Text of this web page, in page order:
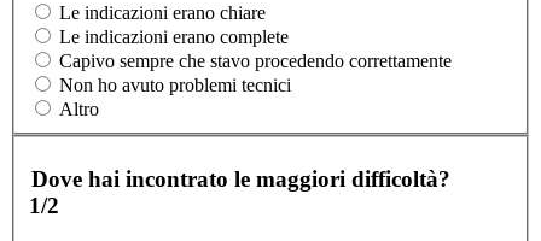
Le indicazioni erano chiare
Le indicazioni erano complete
Capivo sempre che stavo procedendo correttamente
Non ho avuto problemi tecnici
Altro
Dove hai incontrato le maggiori difficoltà?
1/2